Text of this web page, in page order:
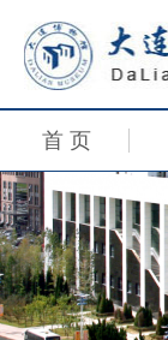
首 页